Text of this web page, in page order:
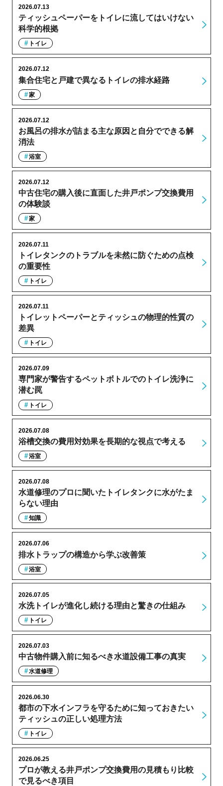
ティッシュペーパーをトイレに流してはいけない
科学的根拠
2026.07.13
トイレ
集合住宅と戸建で異なるトイレの排水経路
2026.07.12
家
お風呂の排水が詰まる主な原因と自分でできる解
消法
2026.07.12
浴室
中古住宅の購入後に直面した井戸ポンプ交換費用
の体験談
2026.07.12
家
トイレタンクのトラブルを未然に防ぐための点検
の重要性
2026.07.11
トイレ
トイレットペーパーとティッシュの物理的性質の
差異
2026.07.11
トイレ
専門家が警告するペットボトルでのトイレ洗浄に
潜む罠
2026.07.09
トイレ
浴槽交換の費用対効果を長期的な視点で考える
2026.07.08
浴室
水道修理のプロに聞いたトイレタンクに水がたま
らない理由
2026.07.08
知識
排水トラップの構造から学ぶ改善策
2026.07.06
浴室
水洗トイレが進化し続ける理由と驚きの仕組み
2026.07.05
トイレ
中古物件購入前に知るべき水道設備工事の真実
2026.07.03
水道修理
都市の下水インフラを守るために知っておきたい
ティッシュの正しい処理方法
2026.06.30
トイレ
プロが教える井戸ポンプ交換費用の見積もり比較
で見るべき項目
2026.06.25